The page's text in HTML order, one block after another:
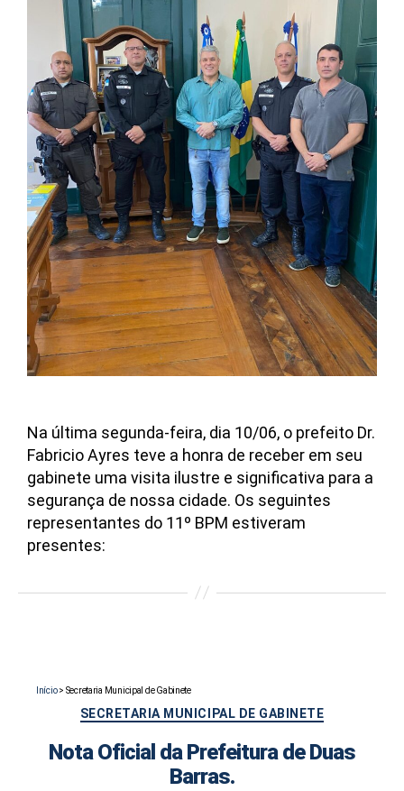
Na última segunda-feira, dia 10/06, o prefeito Dr.
Fabricio Ayres teve a honra de receber em seu
gabinete uma visita ilustre e significativa para a
segurança de nossa cidade. Os seguintes
representantes do 11º BPM estiveram
presentes:
Início> Secretaria Municipal de Gabinete
Categorias
SECRETARIA MUNICIPAL DE GABINETE
Nota Oficial da Prefeitura de Duas
Barras.